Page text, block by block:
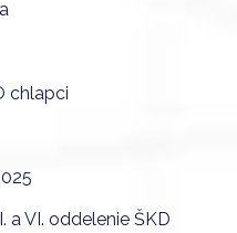
chlapci
a VI. oddelenie ŠKD